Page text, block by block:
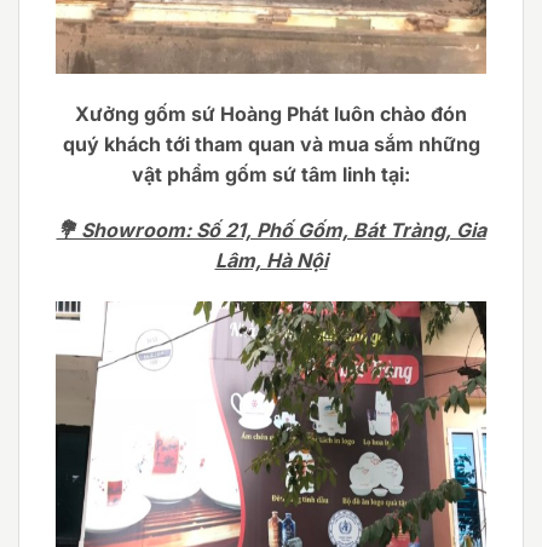
Xưởng gốm sứ Hoàng Phát luôn chào đón
quý khách tới tham quan và mua sắm những
vật phẩm gốm sứ tâm linh tại:
💐 Showroom: Số 21, Phố Gốm, Bát Tràng, Gia
Lâm, Hà Nội